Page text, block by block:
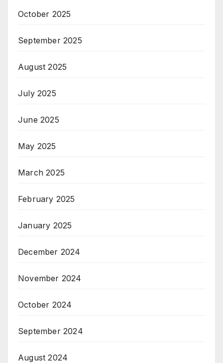
October 2025
September 2025
August 2025
July 2025
June 2025
May 2025
March 2025
February 2025
January 2025
December 2024
November 2024
October 2024
September 2024
August 2024